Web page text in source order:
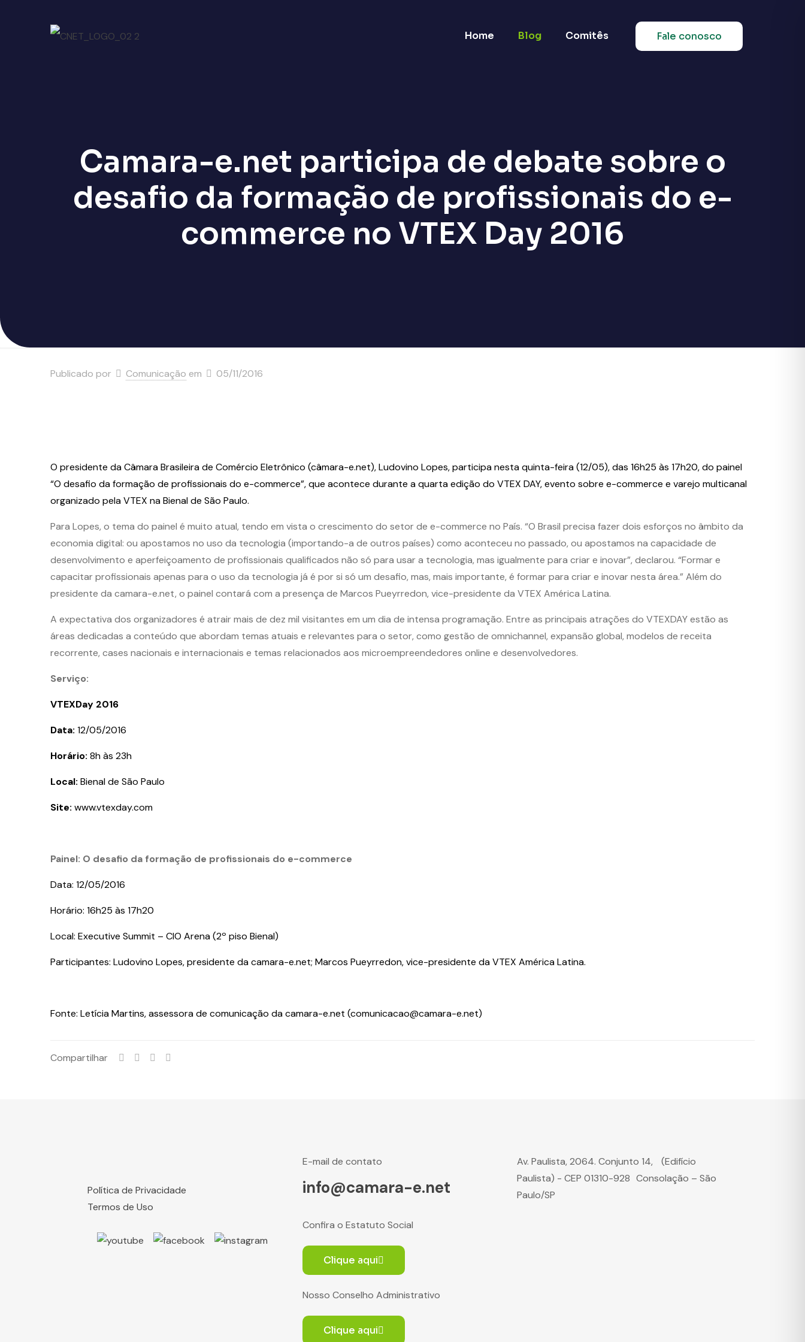
Home Blog Comitês Fale conosco
Camara-e.net participa de debate sobre o
desafio da formação de profissionais do e-
commerce no VTEX Day 2016
Publicado por Comunicação em 05/11/2016
O presidente da Câmara Brasileira de Comércio Eletrônico (câmara-e.net), Ludovino Lopes, participa nesta quinta-feira (12/05), das 16h25 às 17h20, do painel
“O desafio da formação de profissionais do e-commerce”, que acontece durante a quarta edição do VTEX DAY, evento sobre e-commerce e varejo multicanal
organizado pela VTEX na Bienal de São Paulo.
Para Lopes, o tema do painel é muito atual, tendo em vista o crescimento do setor de e-commerce no País. “O Brasil precisa fazer dois esforços no âmbito da
economia digital: ou apostamos no uso da tecnologia (importando-a de outros países) como aconteceu no passado, ou apostamos na capacidade de
desenvolvimento e aperfeiçoamento de profissionais qualificados não só para usar a tecnologia, mas igualmente para criar e inovar”, declarou. “Formar e
capacitar profissionais apenas para o uso da tecnologia já é por si só um desafio, mas, mais importante, é formar para criar e inovar nesta área.” Além do
presidente da camara-e.net, o painel contará com a presença de Marcos Pueyrredon, vice-presidente da VTEX América Latina.
A expectativa dos organizadores é atrair mais de dez mil visitantes em um dia de intensa programação. Entre as principais atrações do VTEXDAY estão as
áreas dedicadas a conteúdo que abordam temas atuais e relevantes para o setor, como gestão de omnichannel, expansão global, modelos de receita
recorrente, cases nacionais e internacionais e temas relacionados aos microempreendedores online e desenvolvedores.
Serviço:
VTEXDay 2016
Data: 12/05/2016
Horário: 8h às 23h
Local: Bienal de São Paulo
Site: www.vtexday.com
Painel: O desafio da formação de profissionais do e-commerce
Data: 12/05/2016
Horário: 16h25 às 17h20
Local: Executive Summit – CIO Arena (2º piso Bienal)
Participantes: Ludovino Lopes, presidente da camara-e.net; Marcos Pueyrredon, vice-presidente da VTEX América Latina.
Fonte: Letícia Martins, assessora de comunicação da camara-e.net (comunicacao@camara-e.net)
Compartilhar
Política de Privacidade
Termos de Uso
E-mail de contato
info@camara-e.net
Confira o Estatuto Social
Clique aqui
Nosso Conselho Administrativo
Clique aqui
Av. Paulista, 2064. Conjunto 14, (Edifício
Paulista) - CEP 01310-928 Consolação – São
Paulo/SP